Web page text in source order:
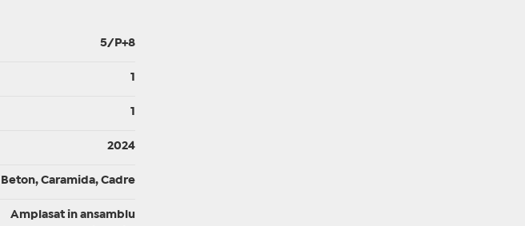
5/P+8
2024
Beton, Caramida, Cadre
Amplasat in ansamblu